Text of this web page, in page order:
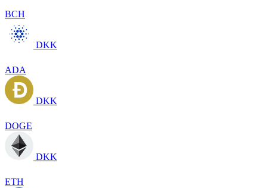
BCH
DKK
ADA
DKK
DOGE
DKK
ETH